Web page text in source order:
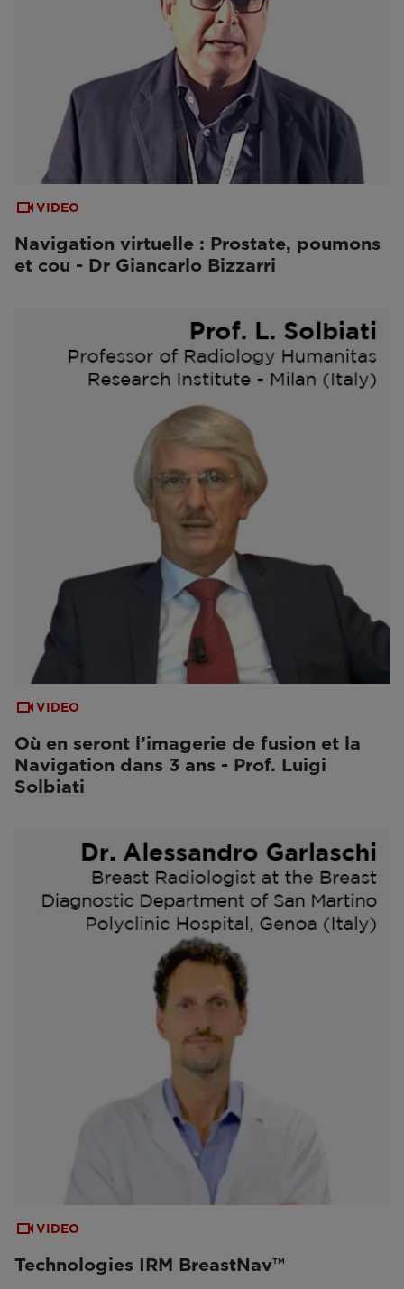
VIDEO
Navigation virtuelle : Prostate, poumons
et cou - Dr Giancarlo Bizzarri
VIDEO
Où en seront l’imagerie de fusion et la
Navigation dans 3 ans - Prof. Luigi
Solbiati
VIDEO
Technologies IRM BreastNav™